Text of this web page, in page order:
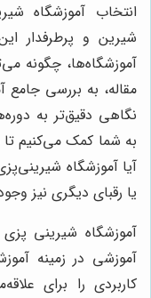
انتخاب آموزشگاه
شیرین و پرطرفدار
آموزشگاه‌ها، چگونه
مقاله، به بررسی جامع
نگاهی دقیق‌تر به
به شما کمک می‌کنیم تا
آیا آموزشگاه
یا رقبای دیگری نیز
آموزشگاه شیرینی پزی
آموزشی در زمینه
کاربردی را برای